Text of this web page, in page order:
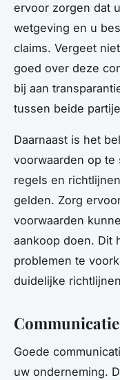
ervoor zorgen dat
wetgeving en u
claims. Vergeet
goed over deze
bij aan
tussen beide
Daarnaast is het
voorwaarden op te
regels en
gelden. Zorg
voorwaarden
aankoop doen. Dit
problemen te
duidelijke
Goede
uw onderneming.